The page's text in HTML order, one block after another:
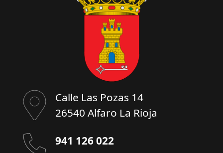
Calle Las Pozas 14
26540 Alfaro La Rioja
941 126 022